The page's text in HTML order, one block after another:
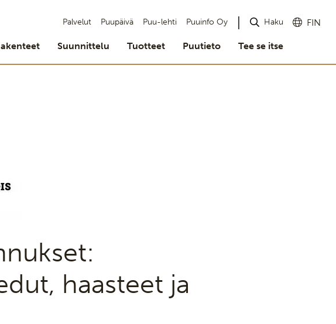
Palvelut Puupäivä Puu-lehti Puuinfo Oy Haku FIN
Suunnittelu Tuotteet Puutieto Tee se itse
haasteet ja